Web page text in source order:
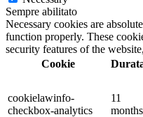
Sempre abilitato
Necessary cookies are
function properly. These
security features of the
Cookie
cookielawinfo-
checkbox-analytics
11
months